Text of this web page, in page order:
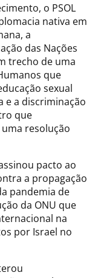
o PSOL
nativa em
a
das Nações
trecho de uma
que
sexual
e a discriminação
que
uma resolução
pacto ao
a propagação
pandemia de
da ONU que
na
por Israel no